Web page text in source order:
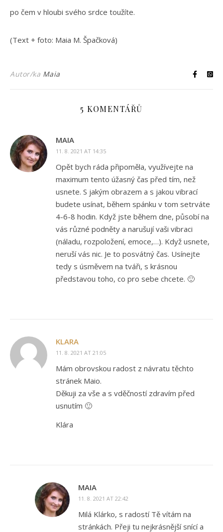
po čem v hloubi svého srdce toužíte.
(Text + foto: Maia M. Špačková)
Autor/ka Maia
5 KOMENTÁŘŮ
MAIA
11. 8. 2021 AT 14:35
Opět bych ráda připoměla, využívejte na
maximum tento úžasný čas před tím, než
usnete. S jakým obrazem a s jakou vibrací
budete usínat, během spánku v tom setrváte
4-6-8 hodin. Když jste během dne, působí na
vás různé podněty a narušují vaši vibraci
(náladu, rozpoložení, emoce,…). Když usnete,
neruší vás nic. Je to posvátný čas. Usínejte
tedy s úsměvem na tváři, s krásnou
představou toho, co pro sebe chcete. 🙂
KLARA
11. 8. 2021 AT 21:05
Mám obrovskou radost z návratu těchto
stránek Maio.
Děkuji za vše a s vděčností zdravím před
usnutím 🙂
Klára
MAIA
11. 8. 2021 AT 22:42
Milá Klárko, s radostí Tě vítám na
stránkách. Přeji tu nejkrásnější snící a